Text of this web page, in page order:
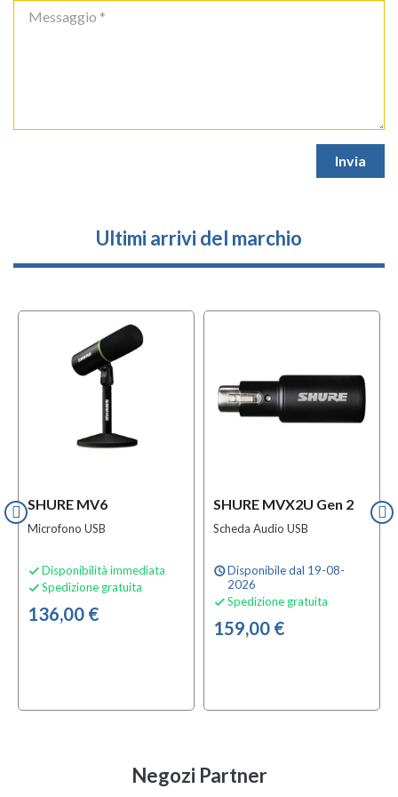
Ultimi arrivi del marchio
SHURE MV6
Microfono USB
 Disponibilità immediata
 Spedizione gratuita
136,00 €
SHURE MVX2U Gen 2
Scheda Audio USB
scheduleDisponibile dal 19-08-
2026
 Spedizione gratuita
159,00 €
Negozi Partner